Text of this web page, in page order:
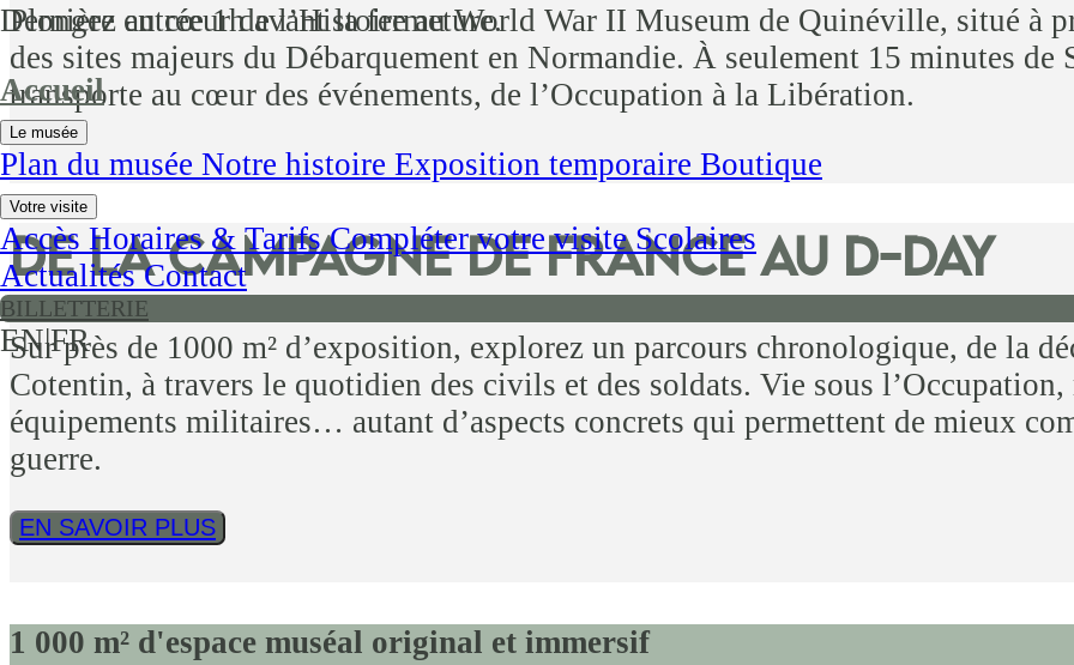
Dernière entrée 1h avant la fermeture.
Accueil
Le musée
Plan du musée Notre histoire Exposition temporaire Boutique
Votre visite
Accès Horaires & TarifsCompléter votre visiteScolaires
ActualitésContact
BILLETTERIE
EN|FR
Plongez au cœur de l’Histoire au World War II Museum de Quinéville, situé à
des sites majeurs du Débarquement en Normandie. À seulement 15 minutes
transporte au cœur des événements, de l’Occupation à la Libération.
De la campagne de France au D-DAY
Sur près de 1000 m² d’exposition, explorez un parcours chronologique, de la
Cotentin, à travers le quotidien des civils et des soldats. Vie sous
équipements militaires… autant d’aspects concrets qui permettent de mieux
guerre.
EN SAVOIR PLUS
1 000 m² d'espace muséal original et immersif